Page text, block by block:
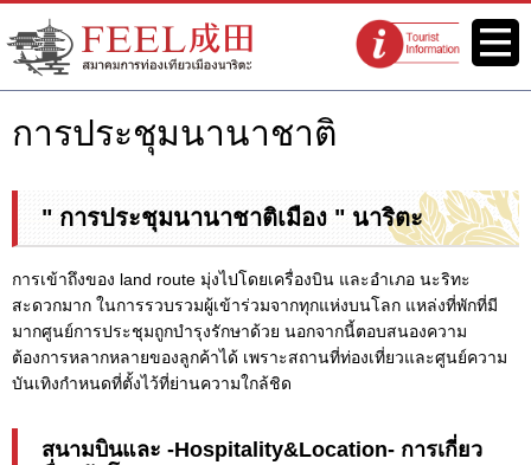
เว็บไซต์สมาคมการท่องเที่ยวเมือง
นาริตะ FEEL นาริตะ
จุดแนะนำนัก
ท่องเที่ยว
เมนู
การประชุมนานาชาติ
" การประชุมนานาชาติเมือง " นาริตะ
การเข้าถึงของ land route มุ่งไปโดยเครื่องบิน และอำเภอ นะริทะ
สะดวกมาก ในการรวบรวมผู้เข้าร่วมจากทุกแห่งบนโลก แหล่งที่พักที่มี
มากศูนย์การประชุมถูกบำรุงรักษาด้วย นอกจากนี้ตอบสนองความ
ต้องการหลากหลายของลูกค้าได้ เพราะสถานที่ท่องเที่ยวและศูนย์ความ
บันเทิงกำหนดที่ตั้งไว้ที่ย่านความใกล้ชิด
สนามบินและ -Hospitality&Location- การเกี่ยว